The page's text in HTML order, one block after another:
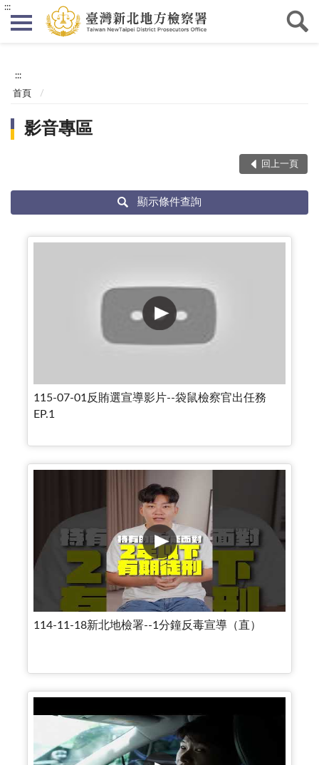
:::
:::
首頁
影音專區
回上一頁
顯示條件查詢
115-07-01反賄選宣導影片--袋鼠檢察官出任務
EP.1
114-11-18新北地檢署--1分鐘反毒宣導（直）